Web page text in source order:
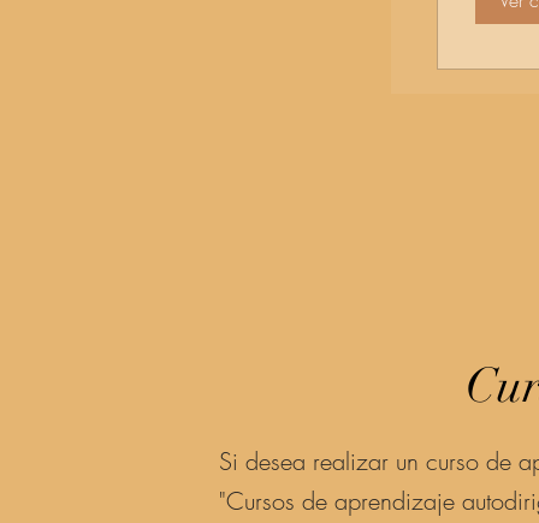
Si desea realizar un curso de
"Cursos de aprendizaje